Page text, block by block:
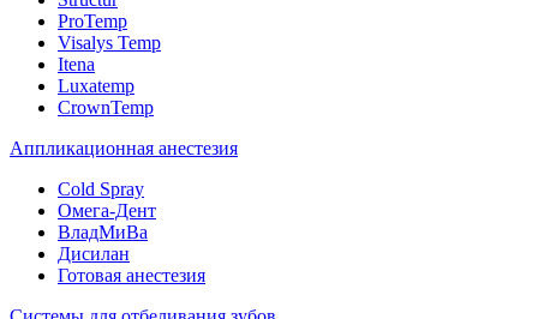
ProTemp
Visalys Temp
Itena
Luxatemp
CrownTemp
Аппликационная анестезия
Cold Spray
Омега-Дент
ВладМиВа
Дисилан
Готовая анестезия